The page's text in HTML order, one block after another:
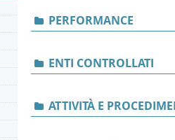
PERFORMANCE
ENTI CONTROLLATI
ATTIVITÀ E